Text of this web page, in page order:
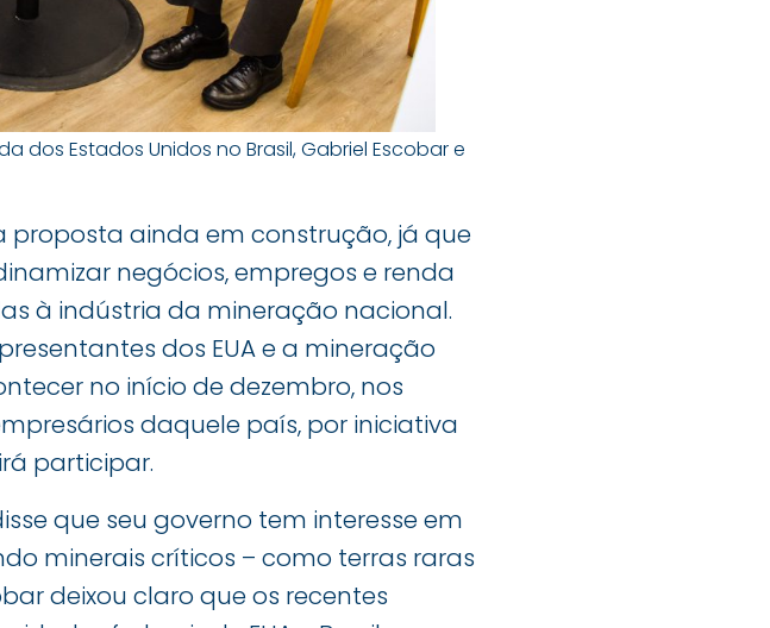
Estados Unidos no Brasil, Gabriel Escobar e
proposta ainda em construção, já que
negócios, empregos e renda
à indústria da mineração nacional.
dos EUA e a mineração
no início de dezembro, nos
daquele país, por iniciativa
participar.
que seu governo tem interesse em
minerais críticos – como terras raras
deixou claro que os recentes